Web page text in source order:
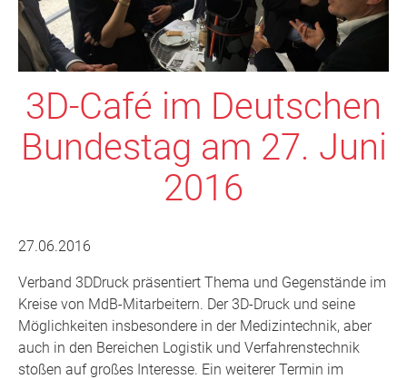
3D-Café im Deutschen
Bundestag am 27. Juni
2016
27.06.2016
Verband 3DDruck präsentiert Thema und Gegenstände im
Kreise von MdB-Mitarbeitern. Der 3D-Druck und seine
Möglichkeiten insbesondere in der Medizintechnik, aber
auch in den Bereichen Logistik und Verfahrenstechnik
stoßen auf großes Interesse. Ein weiterer Termin im